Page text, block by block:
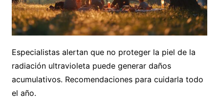
Especialistas alertan que no proteger la piel de la
radiación ultravioleta puede generar daños
acumulativos. Recomendaciones para cuidarla todo
el año.